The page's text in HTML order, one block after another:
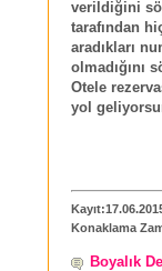
verildiğini
tarafından
aradıkları
olmadığını
Otele
yol
Konaklama
Boyalık